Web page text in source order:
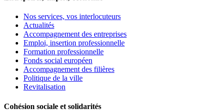
Nos services, vos interlocuteurs
Actualités
Accompagnement des entreprises
Emploi, insertion professionnelle
Formation professionnelle
Fonds social européen
Accompagnement des filières
Politique de la ville
Revitalisation
Cohésion sociale et solidarités